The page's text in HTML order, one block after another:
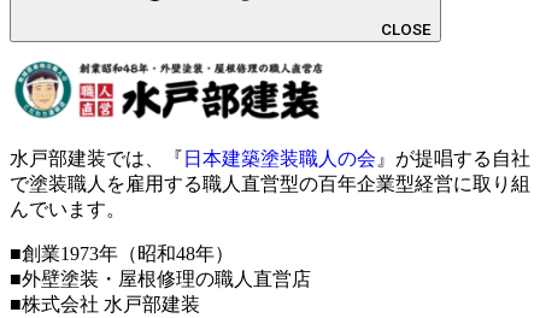
CLOSE
水戸部建装では、『 日本建築塗装職人の会 』が提唱する自社
で塗装職人を雇用する職人直営型の百年企業型経営に取り組
んでいます。
■創業1973年（昭和48年）
■外壁塗装・屋根修理の職人直営店
■株式会社 水戸部建装